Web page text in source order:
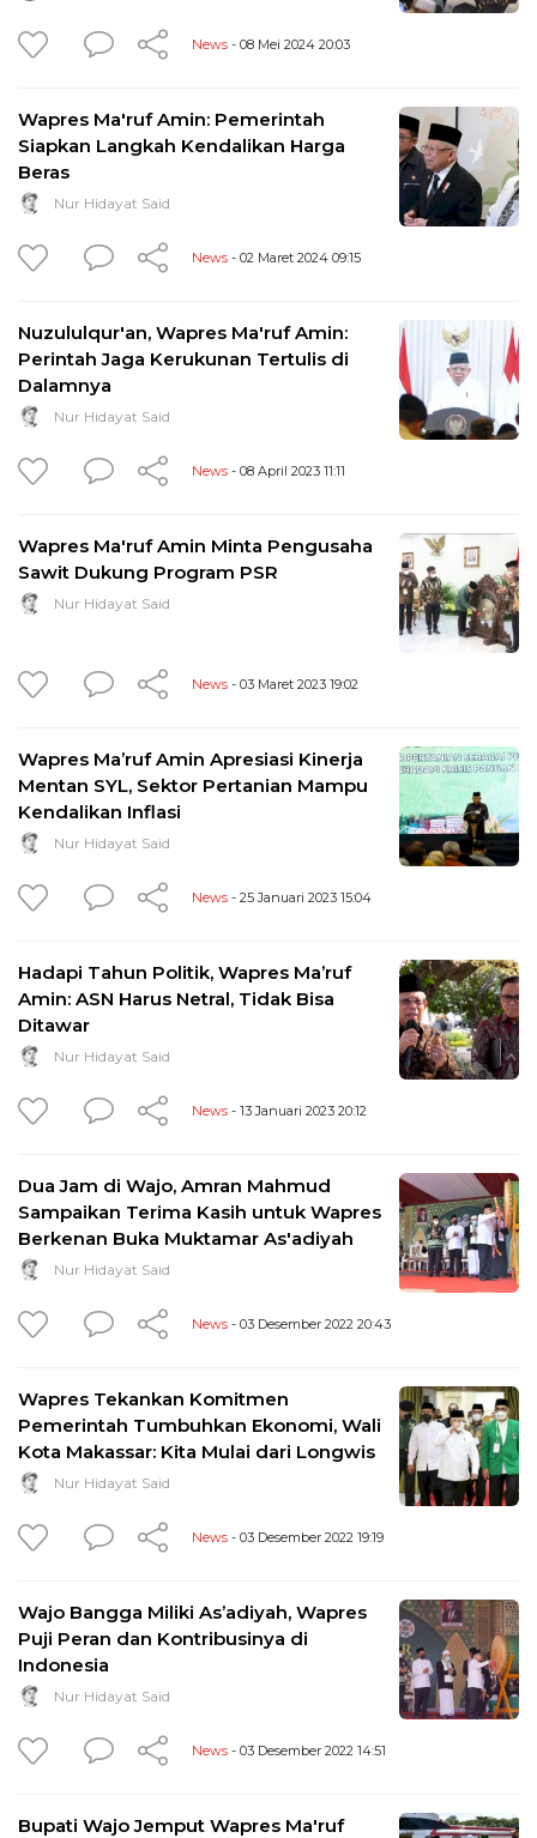
News - 08 Mei 2024 20:03
Wapres Ma'ruf Amin: Pemerintah
Siapkan Langkah Kendalikan Harga
Beras
Nur Hidayat Said
News - 02 Maret 2024 09:15
Nuzululqur'an, Wapres Ma'ruf Amin:
Perintah Jaga Kerukunan Tertulis di
Dalamnya
Nur Hidayat Said
News - 08 April 2023 11:11
Wapres Ma'ruf Amin Minta Pengusaha
Sawit Dukung Program PSR
Nur Hidayat Said
News - 03 Maret 2023 19:02
Wapres Ma’ruf Amin Apresiasi Kinerja
Mentan SYL, Sektor Pertanian Mampu
Kendalikan Inflasi
Nur Hidayat Said
News - 25 Januari 2023 15:04
Hadapi Tahun Politik, Wapres Ma’ruf
Amin: ASN Harus Netral, Tidak Bisa
Ditawar
Nur Hidayat Said
News - 13 Januari 2023 20:12
Dua Jam di Wajo, Amran Mahmud
Sampaikan Terima Kasih untuk Wapres
Berkenan Buka Muktamar As'adiyah
Nur Hidayat Said
News - 03 Desember 2022 20:43
Wapres Tekankan Komitmen
Pemerintah Tumbuhkan Ekonomi, Wali
Kota Makassar: Kita Mulai dari Longwis
Nur Hidayat Said
News - 03 Desember 2022 19:19
Wajo Bangga Miliki As’adiyah, Wapres
Puji Peran dan Kontribusinya di
Indonesia
Nur Hidayat Said
News - 03 Desember 2022 14:51
Bupati Wajo Jemput Wapres Ma'ruf